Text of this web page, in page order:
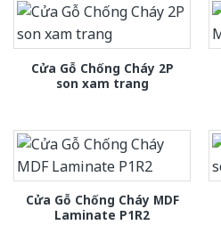
Cửa Gỗ Chống Cháy 2P
son xam trang
Cửa Gỗ Chống Cháy MDF
Laminate P1R2